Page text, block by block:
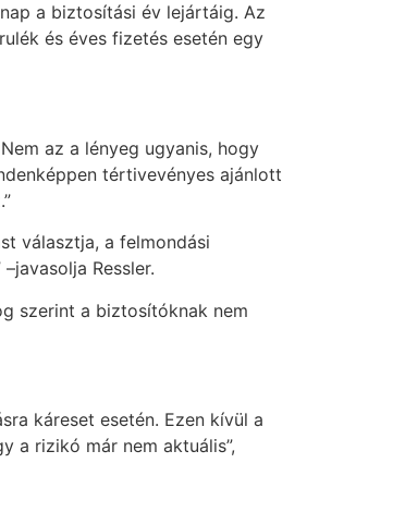
a biztosítási év lejártáig. Az
és éves fizetés esetén egy
az a lényeg ugyanis, hogy
tértivevényes ajánlott
választja, a felmondási
Ressler.
szerint a biztosítóknak nem
káreset esetén. Ezen kívül a
a rizikó már nem aktuális”,